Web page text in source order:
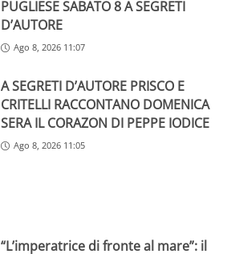
PUGLIESE SABATO 8 A SEGRETI
D’AUTORE
Ago 8, 2026 11:07
A SEGRETI D’AUTORE PRISCO E
CRITELLI RACCONTANO DOMENICA
SERA IL CORAZON DI PEPPE IODICE
Ago 8, 2026 11:05
“L’imperatrice di fronte al mare”: il